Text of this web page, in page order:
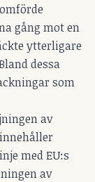
gång mot en
ytterligare
dessa
som
av
med EU:s
av